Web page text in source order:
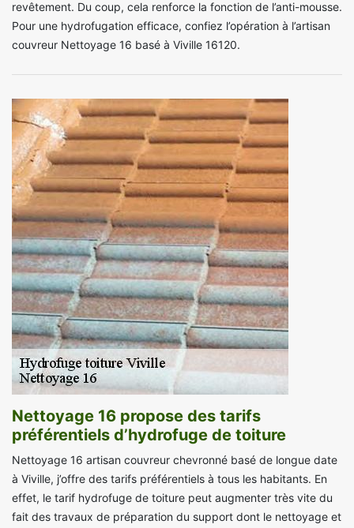
revêtement. Du coup, cela renforce la fonction de l’anti-mousse.
Pour une hydrofugation efficace, confiez l’opération à l’artisan
couvreur Nettoyage 16 basé à Viville 16120.
Nettoyage 16 propose des tarifs
préférentiels d’hydrofuge de toiture
Nettoyage 16 artisan couvreur chevronné basé de longue date
à Viville, j’offre des tarifs préférentiels à tous les habitants. En
effet, le tarif hydrofuge de toiture peut augmenter très vite du
fait des travaux de préparation du support dont le nettoyage et